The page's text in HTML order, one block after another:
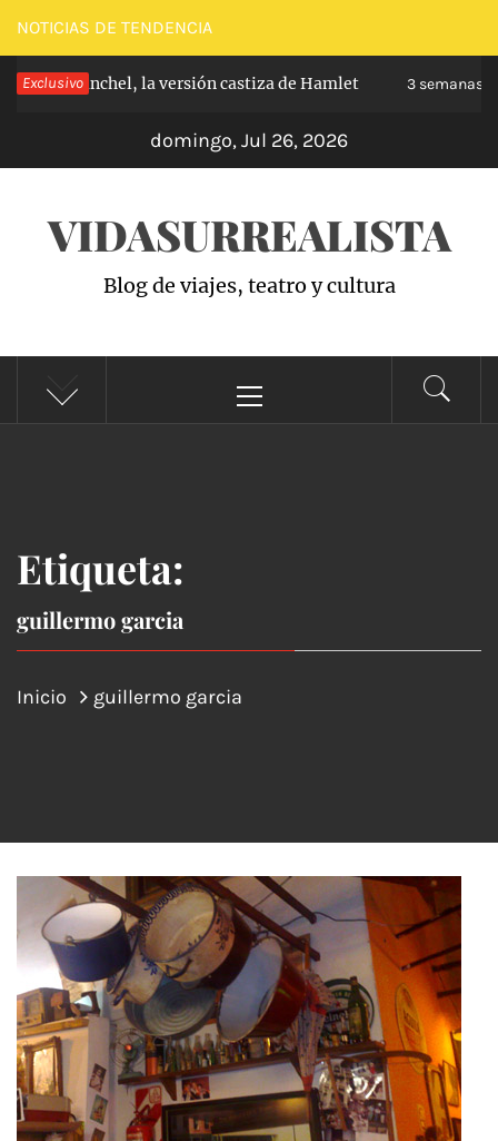
Saltar
al
contenido
NOTICIAS DE TENDENCIA
Exclusivo
Carabanchel, la versión castiza de Hamlet 3 semanas
domingo, Jul 26, 2026
VIDASURREALISTA
Blog de viajes, teatro y cultura
principal
Etiqueta:
guillermo garcia
Inicio guillermo garcia